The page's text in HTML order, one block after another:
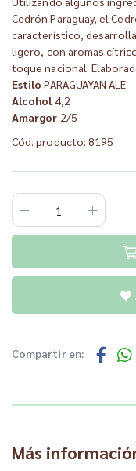
Cedrón Paraguay, el
característico,
ligero, con aromas
toque nacional.
Estilo PARAGUAYAN ALE
Alcohol 4,2
Amargor 2/5
Cód. producto: 8195
Compartir en:
Más